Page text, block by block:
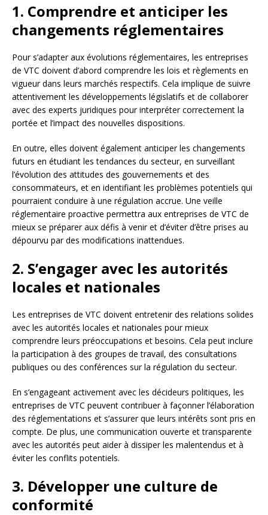
1. Comprendre et anticiper les
changements réglementaires
Pour s’adapter aux évolutions réglementaires, les entreprises
de VTC doivent d’abord comprendre les lois et règlements en
vigueur dans leurs marchés respectifs. Cela implique de suivre
attentivement les développements législatifs et de collaborer
avec des experts juridiques pour interpréter correctement la
portée et l’impact des nouvelles dispositions.
En outre, elles doivent également anticiper les changements
futurs en étudiant les tendances du secteur, en surveillant
l’évolution des attitudes des gouvernements et des
consommateurs, et en identifiant les problèmes potentiels qui
pourraient conduire à une régulation accrue. Une veille
réglementaire proactive permettra aux entreprises de VTC de
mieux se préparer aux défis à venir et d’éviter d’être prises au
dépourvu par des modifications inattendues.
2. S’engager avec les autorités
locales et nationales
Les entreprises de VTC doivent entretenir des relations solides
avec les autorités locales et nationales pour mieux
comprendre leurs préoccupations et besoins. Cela peut inclure
la participation à des groupes de travail, des consultations
publiques ou des conférences sur la régulation du secteur.
En s’engageant activement avec les décideurs politiques, les
entreprises de VTC peuvent contribuer à façonner l’élaboration
des réglementations et s’assurer que leurs intérêts sont pris en
compte. De plus, une communication ouverte et transparente
avec les autorités peut aider à dissiper les malentendus et à
éviter les conflits potentiels.
3. Développer une culture de
conformité